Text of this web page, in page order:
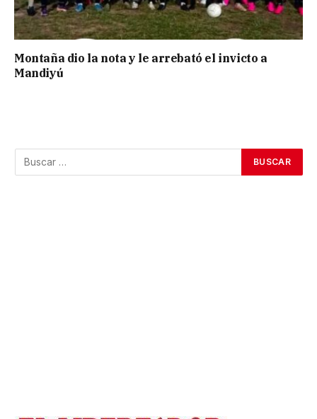
Montaña dio la nota y le arrebató el invicto a
Mandiyú